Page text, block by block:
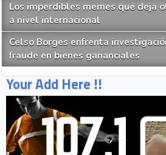
Los imperdibles memes que deja
a nivel internacional
Celso Borges enfrenta
fraude en bienes gananciales
Your Add Here !!